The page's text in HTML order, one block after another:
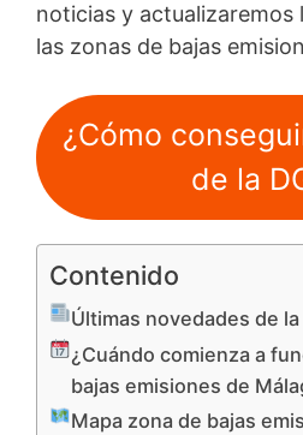
noticias y actualizaremos
las zonas de bajas
¿Cómo
de la
Contenido
Últimas novedades de la
¿Cuándo comienza a
bajas emisiones de
Mapa zona de bajas